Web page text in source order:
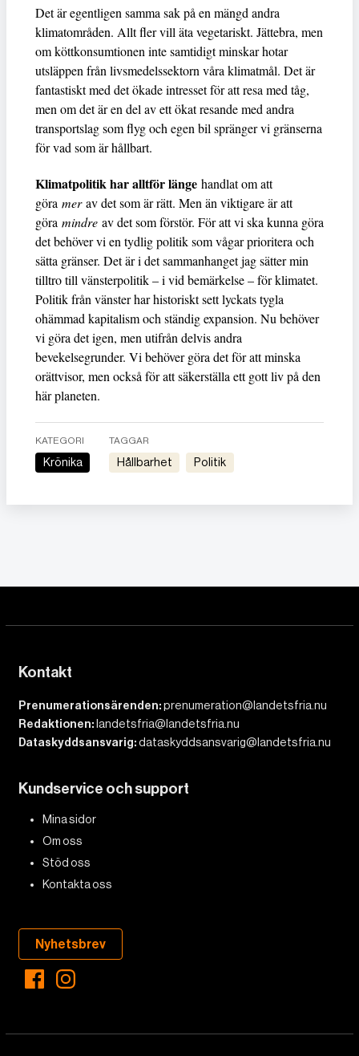
Det är egentligen samma sak på en mängd andra
klimatområden. Allt fler vill äta vegetariskt. Jättebra, men
om köttkonsumtionen inte samtidigt minskar hotar
utsläppen från livsmedelssektorn våra klimatmål. Det är
fantastiskt med det ökade intresset för att resa med tåg,
men om det är en del av ett ökat resande med andra
transportslag som flyg och egen bil spränger vi gränserna
för vad som är hållbart.
Klimatpolitik har alltför länge handlat om att
göra merav det som är rätt. Men än viktigare är att
göra mindre av det som förstör. För att vi ska kunna göra
det behöver vi en tydlig politik som vågar prioritera och
sätta gränser. Det är i det sammanhanget jag sätter min
tilltro till vänsterpolitik – i vid bemärkelse – för klimatet.
Politik från vänster har historiskt sett lyckats tygla
ohämmad kapitalism och ständig expansion. Nu behöver
vi göra det igen, men utifrån delvis andra
bevekelsegrunder. Vi behöver göra det för att minska
orättvisor, men också för att säkerställa ett gott liv på den
här planeten.
KATEGORI
Krönika
TAGGAR
Hållbarhet Politik
Kontakt
Prenumerationsärenden:prenumeration@landetsfria.nu
Redaktionen: landetsfria@landetsfria.nu
Dataskyddsansvarig:dataskyddsansvarig@landetsfria.nu
Kundservice och support
Mina sidor
Om oss
Stöd oss
Kontakta oss
Nyhetsbrev